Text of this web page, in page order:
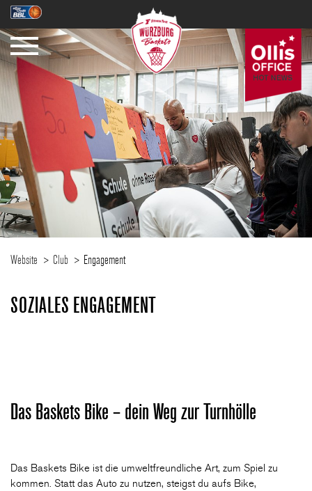
SAISON
TICKETS
NEWS
FANZONE
DANCERS
PARTNER
Website Club Engagement
SOZIALES ENGAGEMENT
Das Baskets Bike – dein Weg zur Turnhölle
Das Baskets Bike ist die umweltfreundliche Art, zum Spiel zu
kommen. Statt das Auto zu nutzen, steigst du aufs Bike,